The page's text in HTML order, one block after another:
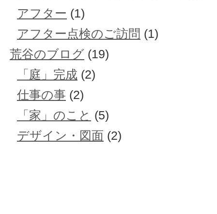
アフター (1)
アフター点検のご訪問 (1)
荒谷のブログ (19)
「庭」完成 (2)
仕事の事 (2)
「家」のこと (5)
デザイン・図面 (2)